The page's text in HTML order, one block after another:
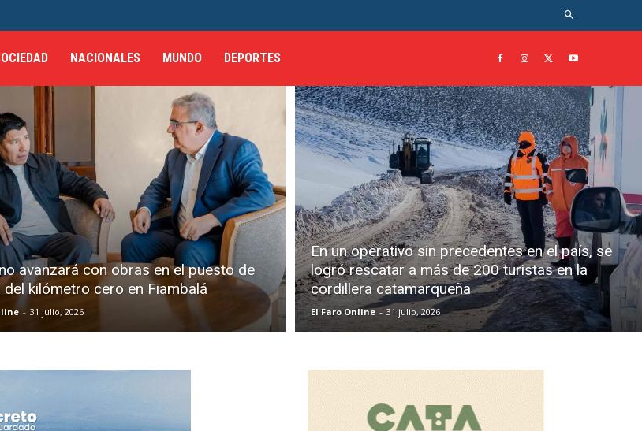
NACIONALES MUNDO DEPORTES
avanzará con obras en el puesto de
kilómetro cero en Fiambalá
- 31 julio, 2026
En un operativo sin precedentes en el país, se
logró rescatar a más de 200 turistas en la
cordillera catamarqueña
El Faro Online - 31 julio, 2026